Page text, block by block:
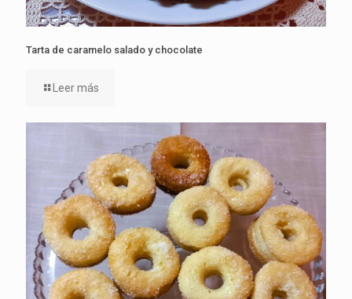
Tarta de caramelo salado y chocolate
Leer más